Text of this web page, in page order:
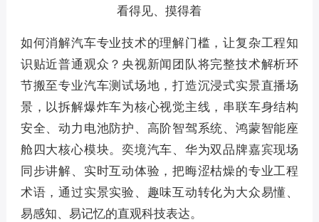
看得见、摸得着
如何消解汽车专业技术的理解门槛，让复杂工程知
识贴近普通观众？央视新闻团队将完整技术解析环
节搬至专业汽车测试场地，打造沉浸式实景直播场
景，以拆解爆炸车为核心视觉主线，串联车身结构
安全、动力电池防护、高阶智驾系统、鸿蒙智能座
舱四大核心模块。奕境汽车、华为双品牌嘉宾现场
同步讲解、实时互动体验，把晦涩枯燥的专业工程
术语，通过实景实验、趣味互动转化为大众易懂、
易感知、易记忆的直观科技表达。